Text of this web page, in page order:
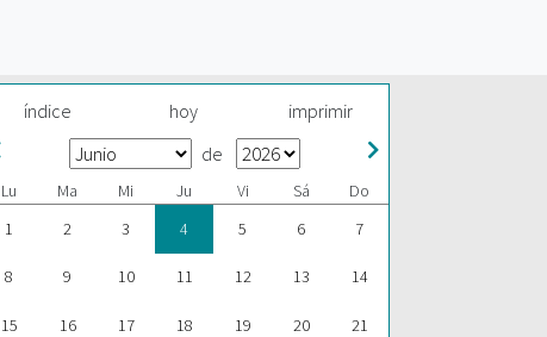
índice hoy imprimir
de
Lu Ma Mi Ju Vi Sá
Do
1
2 3 4 5 6 7
8 9 10 11 12 13 14
15 16 17 18 19 20 21